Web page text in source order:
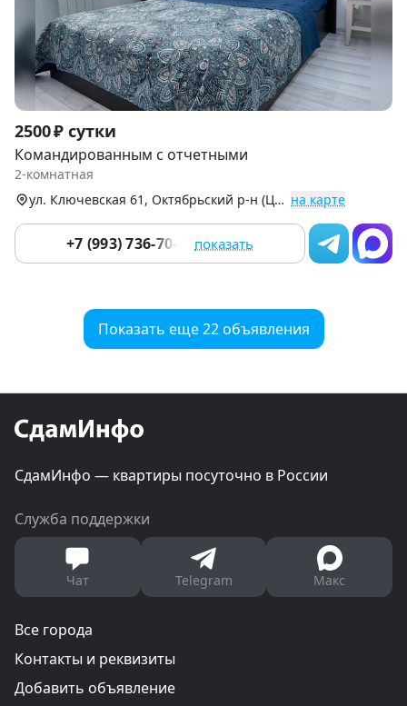
Item
1
of
2500 ₽ сутки
Командированным с отчетными
2-комнатная
ул. Ключевская 61, Октябрьский р-н (Центр) на карте
+7 (993) 736-70-16 показать
Показать еще 22 объявления
СдамИнфо — квартиры посуточно в России
Служба поддержки
Чат Telegram Макс
Все города
Контакты и реквизиты
Добавить объявление